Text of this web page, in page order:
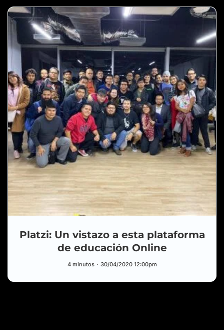
Platzi: Un vistazo a esta plataforma
de educación Online
4 minutos 30/04/2020 12:00pm
HUB
¿Fable? ¿Sonnet? ¿Opus? Deja de usar el
modelo equivocado en Claude — Guía
¿Puedes distinguir mi voz de una Inteligencia